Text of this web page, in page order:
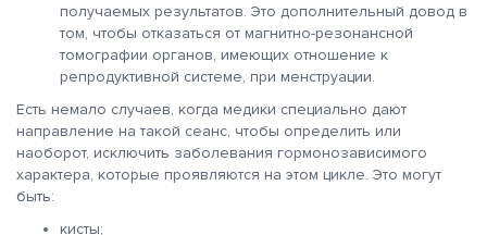
получаемых результатов. Это дополнительный довод в
том, чтобы отказаться от магнитно-резонансной
томографии органов, имеющих отношение к
репродуктивной системе, при менструации.
Есть немало случаев, когда медики специально дают
направление на такой сеанс, чтобы определить или
наоборот, исключить заболевания гормонозависимого
характера, которые проявляются на этом цикле. Это могут
быть:
кисты;